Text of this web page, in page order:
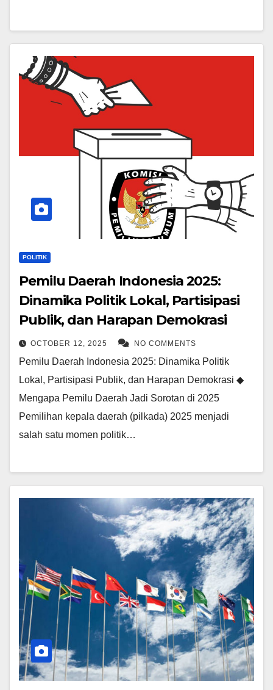
POLITIK
Pemilu Daerah Indonesia 2025:
Dinamika Politik Lokal, Partisipasi
Publik, dan Harapan Demokrasi
OCTOBER 12, 2025 NO COMMENTS
Pemilu Daerah Indonesia 2025: Dinamika Politik
Lokal, Partisipasi Publik, dan Harapan Demokrasi ◆
Mengapa Pemilu Daerah Jadi Sorotan di 2025
Pemilihan kepala daerah (pilkada) 2025 menjadi
salah satu momen politik…